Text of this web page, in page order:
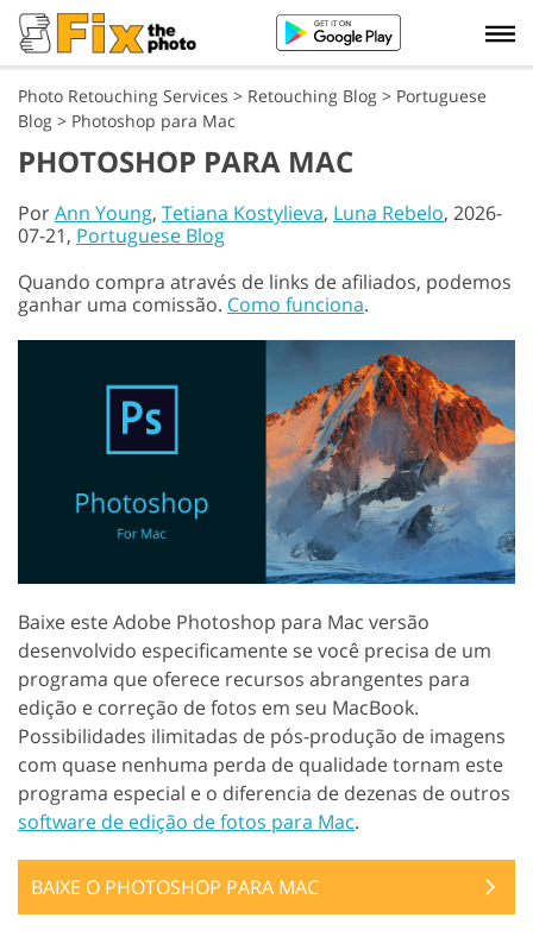
Photo Retouching Services > Retouching Blog > Portuguese
Blog > Photoshop para Mac
PHOTOSHOP PARA MAC
PorAnn Young, Tetiana Kostylieva, Luna Rebelo, 2026-
07-21, Portuguese Blog
Quando compra através de links de afiliados, podemos
ganhar uma comissão. Como funciona.
Baixe este Adobe Photoshop para Mac versão
desenvolvido especificamente se você precisa de um
programa que oferece recursos abrangentes para
edição e correção de fotos em seu MacBook.
Possibilidades ilimitadas de pós-produção de imagens
com quase nenhuma perda de qualidade tornam este
programa especial e o diferencia de dezenas de outros
software de edição de fotos para Mac.
BAIXE O PHOTOSHOP PARA MAC